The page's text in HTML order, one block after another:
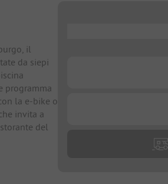
il
da siepi
programma
la e-bike o
invita a
del